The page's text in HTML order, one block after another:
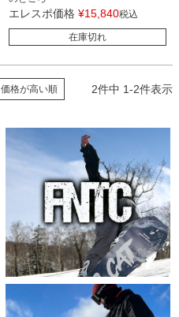
エレスポ価格 ¥15,840税込
在庫切れ
価格が高い順 2件中 1-2件表示